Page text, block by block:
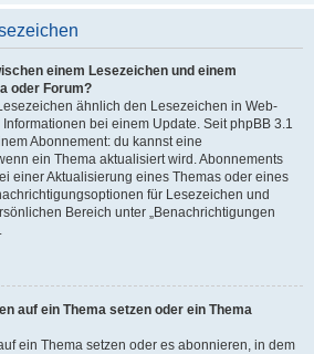
einem Lesezeichen und einem
oder Forum?
ähnlich den Lesezeichen in Web-
bei einem Update. Seit phpBB 3.1
Abonnement: du kannst eine
ein Thema aktualisiert wird. Abonnements
einer Aktualisierung eines Themas oder eines
für Lesezeichen und
Bereich unter „Benachrichtigungen
auf ein Thema setzen oder ein Thema
ein Thema setzen oder es abonnieren, in dem